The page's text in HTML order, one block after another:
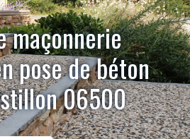
maçonnerie
pose de béton
06500